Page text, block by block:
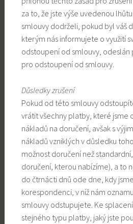
za to, že jste výše uvedenou
smlouvy dodrželi, pokud byl váš
kterým nás informujete o využití
odstoupení od smlouvy,
pro odstoupení od smlouvy.
Důsledky zrušení
Pokud od této smlouvy
vrátit všechny platby, které jsme
nákladů na doručení, avšak s
nákladů vzniklých v důsledku
možnost doručení než
doručení, kterou nabízíme), a to
do čtrnácti dnů ode dne, kdy
korespondenci, v níž nám
smlouvy odstupujete. Ke
stejného typu platby, jaký jste